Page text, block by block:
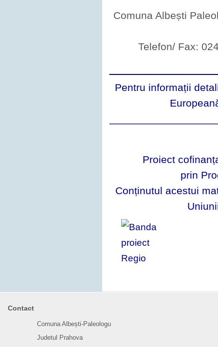
Comuna Albești
Telefon/ Fax:
Pentru informații
Proiect
prin
Conținutul acestui
Contact
Comuna Albești-Paleologu
Judetul Prahova